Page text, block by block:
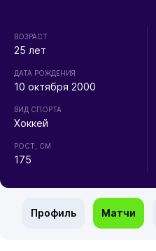
ВОЗРАСТ
25 лет
ДАТА РОЖДЕНИЯ
10 октября 2000
ВИД СПОРТА
Хоккей
РОСТ, СМ
175
Профиль Матчи